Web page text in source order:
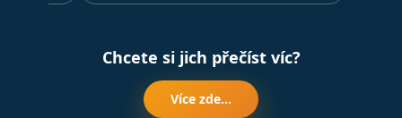
Chcete si jich přečíst víc?
Více zde...